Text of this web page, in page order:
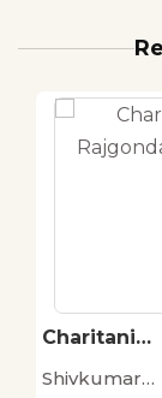
Charitani
Shivkumar